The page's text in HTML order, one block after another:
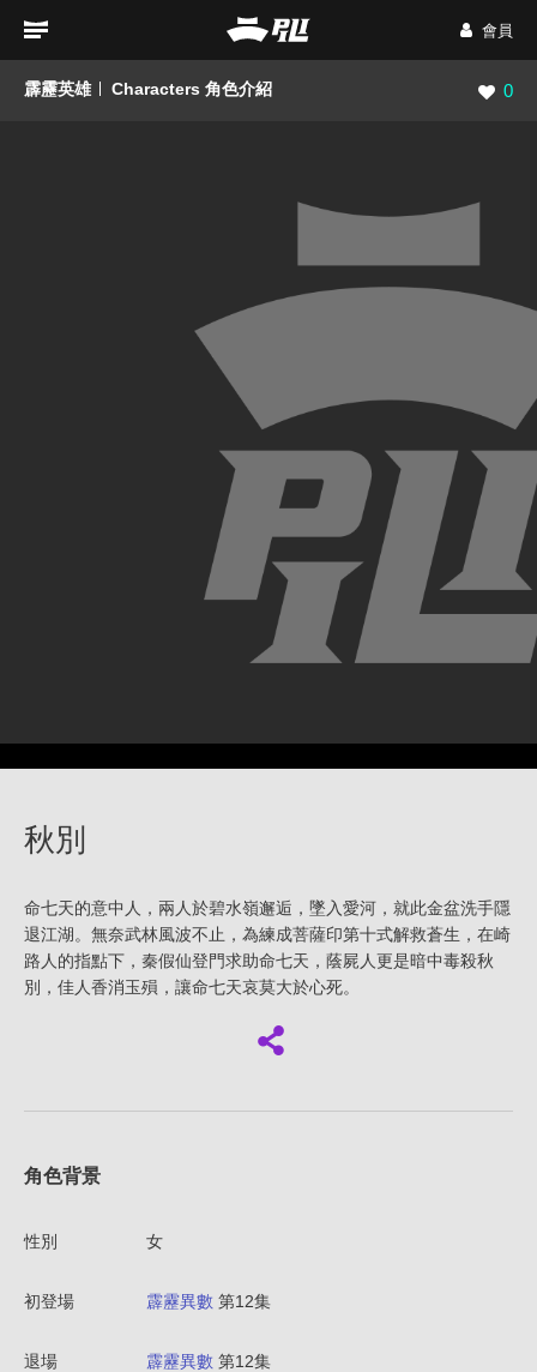
會員
霹靂英雄 Characters 角色介紹 瀏覽
0
秋別
命七天的意中人，兩人於碧水嶺邂逅，墜入愛河，就此金盆洗手隱
退江湖。無奈武林風波不止，為練成菩薩印第十式解救蒼生，在崎
路人的指點下，秦假仙登門求助命七天，蔭屍人更是暗中毒殺秋
別，佳人香消玉殞，讓命七天哀莫大於心死。
角色背景
性別 女
初登場 霹靂異數 第12集
退場 霹靂異數 第12集